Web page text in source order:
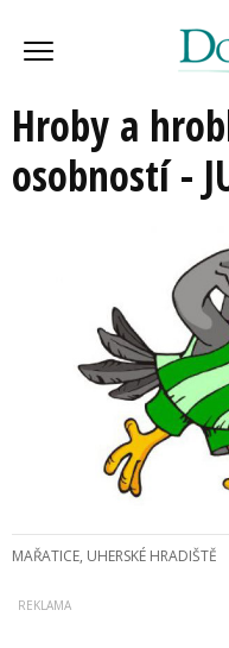
Hroby a
osobností -
MAŘATICE, UHERSKÉ HRADIŠTĚ